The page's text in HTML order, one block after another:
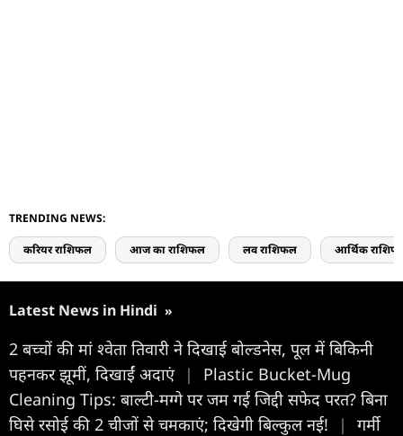
TRENDING NEWS:
करियर राशिफल आज का राशिफल लव राशिफल आर्थिक
Latest News in Hindi »
2 बच्चों की मां श्वेता तिवारी ने दिखाई बोल्डनेस, पूल में बिकिनी
पहनकर झूमीं, दिखाईं अदाएं |
Plastic Bucket-Mug
Cleaning Tips: बाल्टी-मग्गे पर जम गई जिद्दी सफेद परत? बिना
घिसे रसोई की 2 चीजों से चमकाएं; दिखेगी बिल्कुल नई!
|
गर्मी